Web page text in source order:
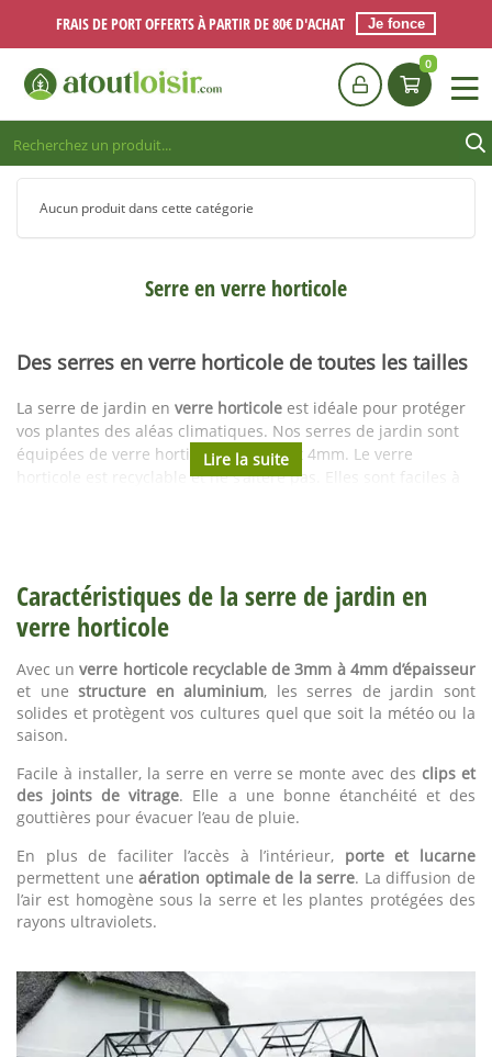
Aucun produit dans cette catégorie
Serre en verre horticole
Des serres en verre horticole de toutes les tailles
La serre de jardin en verre horticole est idéale pour protéger
vos plantes des aléas climatiques. Nos serres de jardin sont
équipées de verre horticole de 3mm et 4mm. Le verre
horticole est recyclable et ne s'altère pas. Elles sont faciles à
bien la chaleur.
Caractéristiques de la serre de jardin en
verre horticole
Avec unverre horticole recyclable de 3mm à 4mm d’épaisseur
et unestructure en aluminium, les serres de jardin sont
solides et protègent vos cultures quel que soit la météo ou la
saison.
Facile à installer, la serre en verre se monte avec desclips et
des joints de vitrage. Elle a une bonne étanchéité et des
gouttières pour évacuer l’eau de pluie.
En plus de faciliter l’accès à l’intérieur, porte et lucarne
permettent uneaération optimale de la serre. La diffusion de
l’air est homogène sous la serre et les plantes protégées des
rayons ultraviolets.
FRAIS DE PORT OFFERTS À PARTIR DE 80€ D'ACHAT Je fonce
0